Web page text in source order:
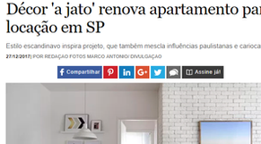
SERVIÇOS